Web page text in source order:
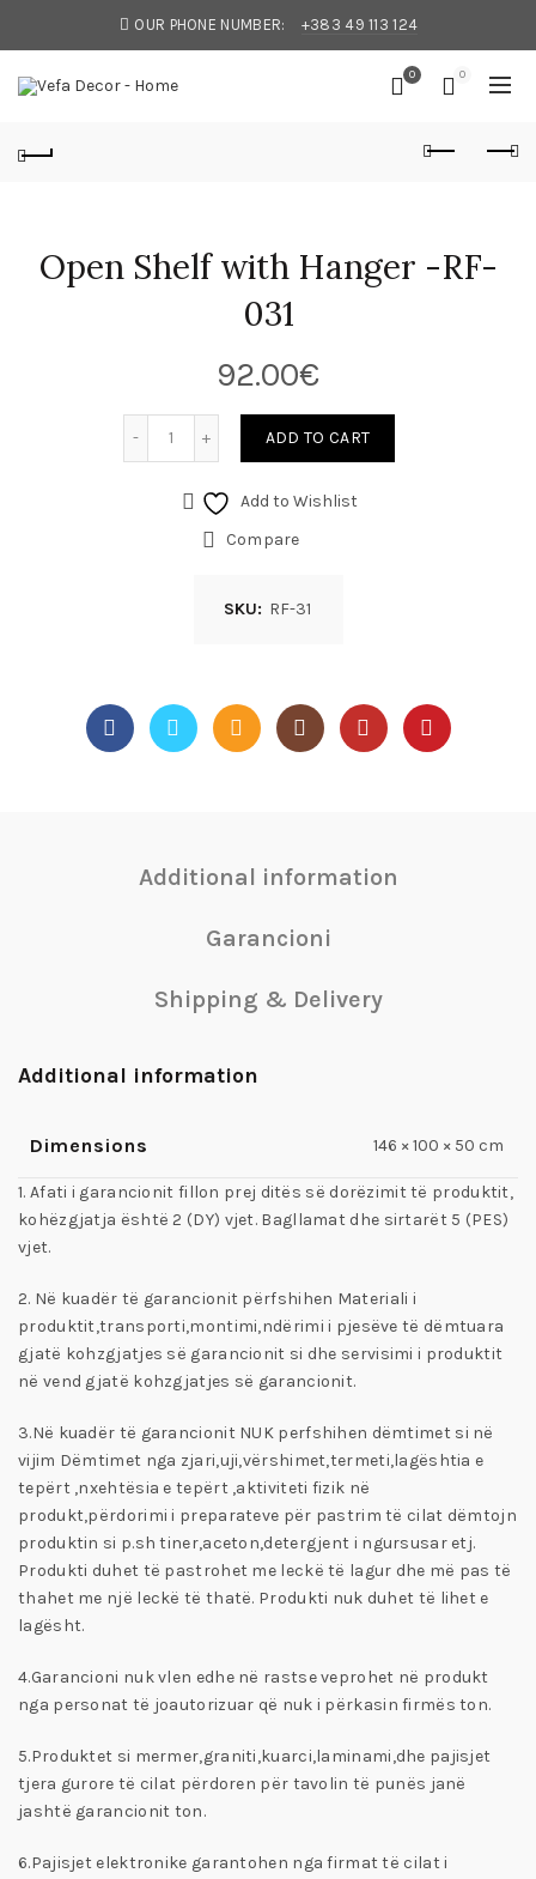
OUR PHONE NUMBER: +383 49 113 124
0 0
Open Shelf with Hanger -RF-
031
92.00€
ADD TO CART
Add to Wishlist
Compare
SKU: RF-31
Additional information
Garancioni
Shipping & Delivery
Additional information
Dimensions 146 × 100 × 50 cm
1. Afati i garancionit fillon prej ditës së dorëzimit të produktit,
kohëzgjatja është 2 (DY) vjet. Bagllamat dhe sirtarët 5 (PES)
vjet.
2. Në kuadër të garancionit përfshihen Materiali i
produktit,transporti,montimi,ndërimi i pjesëve të dëmtuara
gjatë kohzgjatjes së garancionit si dhe servisimi i produktit
në vend gjatë kohzgjatjes së garancionit.
3.Në kuadër të garancionit NUK perfshihen dëmtimet si në
vijim Dëmtimet nga zjari,uji,vërshimet,termeti,lagështia e
tepërt ,nxehtësia e tepërt ,aktiviteti fizik në
produkt,përdorimi i preparateve për pastrim të cilat dëmtojn
produktin si p.sh tiner,aceton,detergjent i ngursusar etj.
Produkti duhet të pastrohet me leckë të lagur dhe më pas të
thahet me një leckë të thatë. Produkti nuk duhet të lihet e
lagësht.
4.Garancioni nuk vlen edhe në rastse veprohet në produkt
nga personat të joautorizuar që nuk i përkasin firmës ton.
5.Produktet si mermer,graniti,kuarci,laminami,dhe pajisjet
tjera gurore të cilat përdoren për tavolin të punës janë
jashtë garancionit ton.
6.Pajisjet elektronike garantohen nga firmat të cilat i